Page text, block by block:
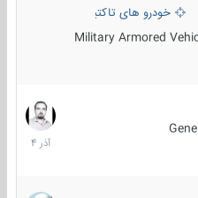
، شناسایی و ضد تانک
خودرو های تاکتیکی نظامی
شدهMilitary Armored
7
آذر
1404